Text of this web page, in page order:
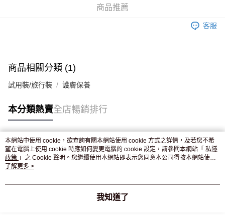
付款後門市自取，訂單確認後2-4個工作天到店，7天內取。逾期後
商品推薦
客服
商品相關分類 (1)
試用裝/旅行裝 護膚保養
本分類熱賣全店暢銷排行
熱門標籤
熱銷排行
本網站中使用 cookie，欲查詢有關本網站使用 cookie 方式之詳情，及若您不希
望在電腦上使用 cookie 時應如何變更電腦的 cookie 設定，請參閱本網站「 私隱
政策 」之 Cookie 聲明。您繼續使用本網站即表示您同意本公司得按本網站使用
條款之 Cookie 聲明使用 cookie。
了解更多 >
我知道了